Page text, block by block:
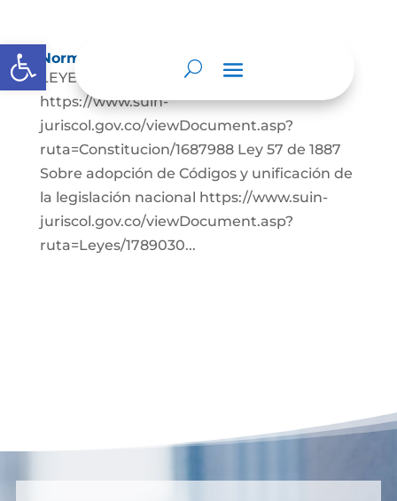
Abrir barra de herramientas
Normatividad
LEYES: Constitución Política de Colombia.
https://www.suin-
juriscol.gov.co/viewDocument.asp?
ruta=Constitucion/1687988 Ley 57 de 1887
Sobre adopción de Códigos y unificación de
la legislación nacional https://www.suin-
juriscol.gov.co/viewDocument.asp?
ruta=Leyes/1789030...